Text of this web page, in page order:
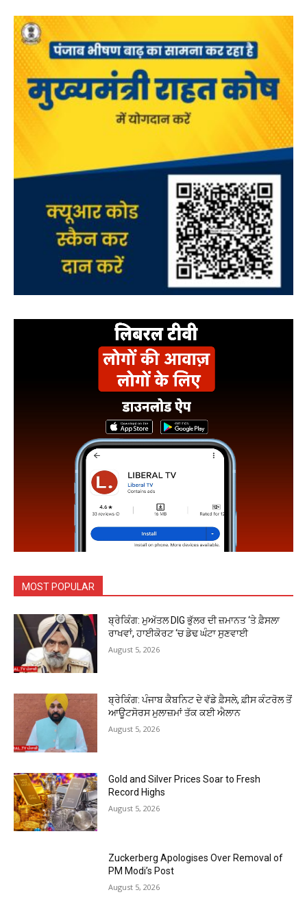
MOST POPULAR
ਬ੍ਰੇਕਿੰਗ: ਮੁਅੱਤਲ DIG ਭੁੱਲਰ ਦੀ ਜ਼ਮਾਨਤ ‘ਤੇ ਫ਼ੈਸਲਾ
ਰਾਖਵਾਂ, ਹਾਈਕੋਰਟ ‘ਚ ਡੇਢ ਘੰਟਾ ਸੁਣਵਾਈ
August 5, 2026
ਬ੍ਰੇਕਿੰਗ: ਪੰਜਾਬ ਕੈਬਨਿਟ ਦੇ ਵੱਡੇ ਫ਼ੈਸਲੇ, ਫ਼ੀਸ ਕੰਟਰੋਲ ਤੋਂ
ਆਊਟਸੋਰਸ ਮੁਲਾਜ਼ਮਾਂ ਤੱਕ ਕਈ ਐਲਾਨ
August 5, 2026
Gold and Silver Prices Soar to Fresh
Record Highs
August 5, 2026
Zuckerberg Apologises Over Removal of
PM Modi’s Post
August 5, 2026